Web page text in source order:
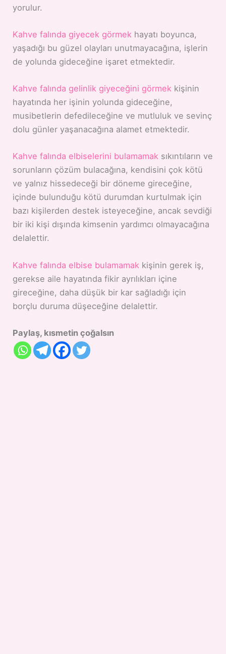
yorulur.
Kahve falında giyecek görmek hayatı boyunca,
yaşadığı bu güzel olayları unutmayacağına, işlerin
de yolunda gideceğine işaret etmektedir.
Kahve falında gelinlik giyeceğini görmek kişinin
hayatında her işinin yolunda gideceğine,
musibetlerin defedileceğine ve mutluluk ve sevinç
dolu günler yaşanacağına alamet etmektedir.
Kahve falında elbiselerini bulamamak sıkıntıların ve
sorunların çözüm bulacağına, kendisini çok kötü
ve yalnız hissedeceği bir döneme gireceğine,
içinde bulunduğu kötü durumdan kurtulmak için
bazı kişilerden destek isteyeceğine, ancak sevdiği
bir iki kişi dışında kimsenin yardımcı olmayacağına
delalettir.
Kahve falında elbise bulamamak kişinin gerek iş,
gerekse aile hayatında fikir ayrılıkları içine
gireceğine, daha düşük bir kar sağladığı için
borçlu duruma düşeceğine delalettir.
Paylaş, kısmetin çoğalsın